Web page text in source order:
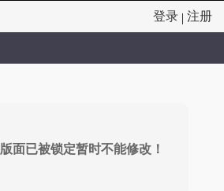
登录 | 注册
版面已被锁定暂时不能修改！